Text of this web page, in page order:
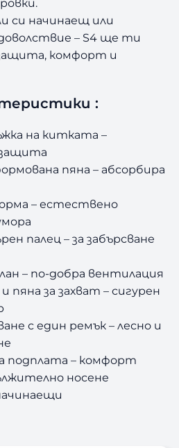
си начинаещ или
– S4 ще ти
комфорт и
:
на китката –
пяна – абсорбира
– естествено
палец – за забърсване
– по-добра вентилация
за захват – сигурен
с един ремък – лесно и
подплата – комфорт
носене